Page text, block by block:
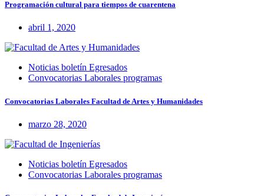
Programación cultural para tiempos de cuarentena
abril 1, 2020
Noticias boletín Egresados
Convocatorias Laborales programas
Convocatorias Laborales Facultad de Artes y Humanidades
marzo 28, 2020
Noticias boletín Egresados
Convocatorias Laborales programas